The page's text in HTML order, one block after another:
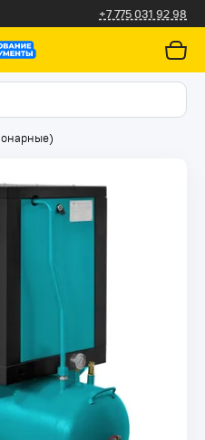
+7 775 031 92 98